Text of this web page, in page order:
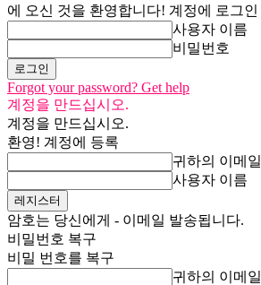
에 오신 것을 환영합니다! 계정에 로그인
사용자 이름
비밀번호
Forgot your password? Get help
계정을 만드십시오.
계정을 만드십시오.
환영! 계정에 등록
귀하의 이메일
사용자 이름
암호는 당신에게 - 이메일 발송됩니다.
비밀번호 복구
비밀 번호를 복구
귀하의 이메일